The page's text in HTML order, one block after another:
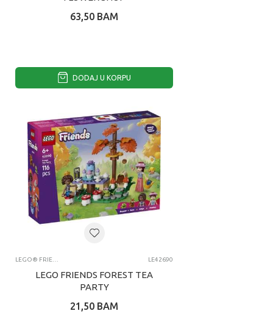
63,50 BAM
DODAJ U KORPU
LEGO® FRIENDS LE42690
LEGO FRIENDS FOREST TEA
PARTY
21,50 BAM